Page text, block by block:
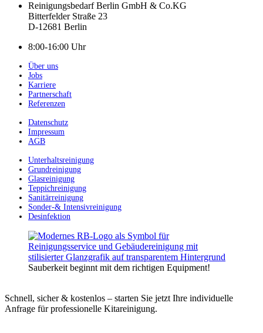
Reinigungsbedarf Berlin GmbH & Co.KG
Bitterfelder Straße 23
D-12681 Berlin
8:00-16:00 Uhr
Über uns
Jobs
Karriere
Partnerschaft
Referenzen
Datenschutz
Impressum
AGB
Unterhaltsreinigung
Grundreinigung
Glasreinigung
Teppichreinigung
Sanitärreinigung
Sonder-& Intensivreinigung
Desinfektion
Sauberkeit beginnt mit dem richtigen Equipment!
Schnell, sicher & kostenlos – starten Sie jetzt Ihre individuelle
Anfrage für professionelle Kitareinigung.